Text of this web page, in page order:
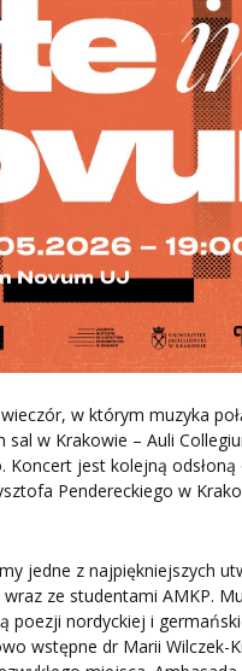
w którym muzyka
sal w Krakowie – Auli
Koncert jest kolejną
Pendereckiego w
jedne z najpiękniejszych
ze studentami AMKP.
poezji nordyckiej i
wstępne dr Marii Wilczek-